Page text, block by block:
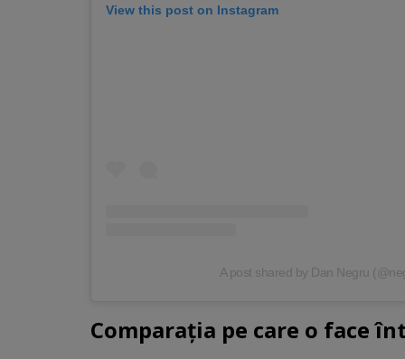
View this post on Instagram
A post shared by Dan Negru
Comparația pe care o face